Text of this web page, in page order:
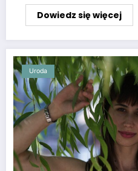
Dowiedz się więcej
Uroda